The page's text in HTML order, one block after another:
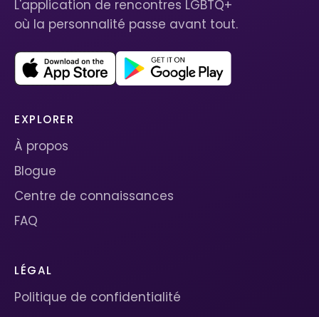
L'application de rencontres LGBTQ+
où la personnalité passe avant tout.
EXPLORER
À propos
Blogue
Centre de connaissances
FAQ
LÉGAL
Politique de confidentialité